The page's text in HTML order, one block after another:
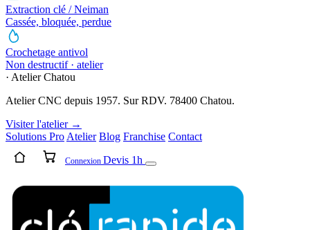
Extraction clé / Neiman
Cassée, bloquée, perdue
Crochetage antivol
Non destructif · atelier
· Atelier Chatou
Atelier CNC depuis 1957. Sur RDV. 78400 Chatou.
Visiter l'atelier →
Solutions Pro Atelier Blog Franchise Contact
Connexion Devis 1h